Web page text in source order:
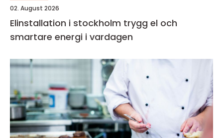
02. August 2026
Elinstallation i stockholm trygg el och
smartare energi i vardagen